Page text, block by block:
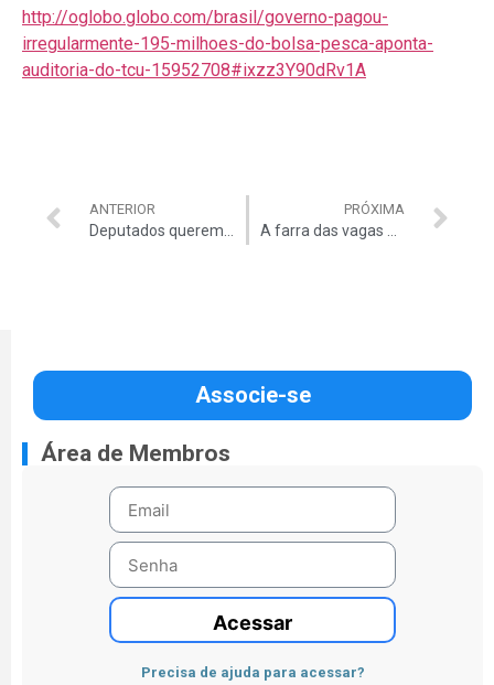
http://oglobo.globo.com/brasil/governo-pagou-
irregularmente-195-milhoes-do-bolsa-pesca-aponta-
auditoria-do-tcu-15952708#ixzz3Y90dRv1A
ANTERIOR PRÓXIMA
Associe-se
Área de Membros
Acessar
Precisa de ajuda para acessar?